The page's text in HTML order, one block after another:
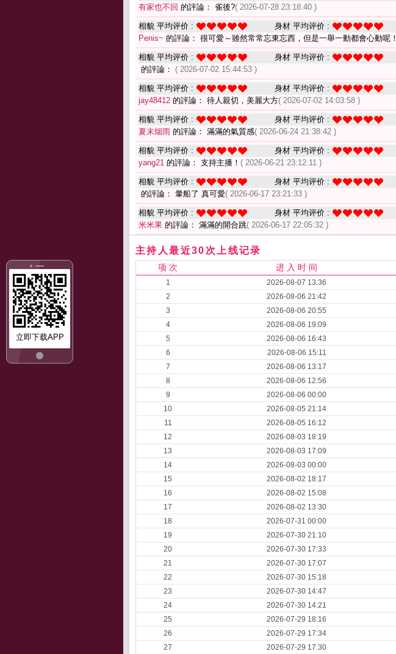
立即下载APP
有家也不回 的評論： 雀後?( 2026-07-28 23:18:40 )
相貌 平均评价 : 身材 平均评价 :
Penis~ 的評論： 很可愛～雖然常常忘東忘西，但是一舉一動都會心動呢！
相貌 平均评价 : 身材 平均评价 :
的評論： ( 2026-07-02 15:44:53 )
相貌 平均评价 : 身材 平均评价 :
jay48412 的評論： 待人親切，美麗大方( 2026-07-02 14:03:58 )
相貌 平均评价 : 身材 平均评价 :
夏末烟雨 的評論： 滿滿的氣質感( 2026-06-24 21:38:42 )
相貌 平均评价 : 身材 平均评价 :
yang21 的評論： 支持主播！ ( 2026-06-21 23:12:11 )
相貌 平均评价 : 身材 平均评价 :
的評論： 暈船了 真可愛( 2026-06-17 23:21:33 )
相貌 平均评价 : 身材 平均评价 :
米米果 的評論： 滿滿的開合跳( 2026-06-17 22:05:32 )
主持人最近30次上线记录
项 次 进 入 时 间
1 2026-08-07 13:36
2
2026-08-06 21:42
3
2026-08-06 20:55
4
2026-08-06 19:09
5
2026-08-06 16:43
6
2026-08-06 15:11
7
2026-08-06 13:17
8
2026-08-06 12:56
9
2026-08-06 00:00
10
2026-08-05 21:14
11
2026-08-05 16:12
12
2026-08-03 18:19
13
2026-08-03 17:09
14
2026-08-03 00:00
15
2026-08-02 18:17
16
2026-08-02 15:08
17
2026-08-02 13:30
18
2026-07-31 00:00
19
2026-07-30 21:10
20
2026-07-30 17:33
21
2026-07-30 17:07
22
2026-07-30 15:18
23
2026-07-30 14:47
24
2026-07-30 14:21
25
2026-07-29 18:16
26
2026-07-29 17:34
27
2026-07-29 17:30